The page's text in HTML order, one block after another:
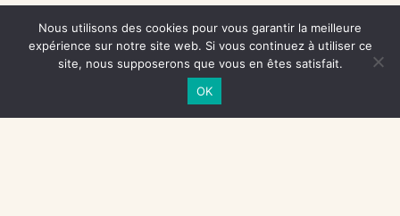
NOS SOUTIENS
CENTRE NATIONAL DU LIVRE
Nous utilisons des cookies pour vous garantir la meilleure
expérience sur notre site web. Si vous continuez à utiliser ce
site, nous supposerons que vous en êtes satisfait.
OK